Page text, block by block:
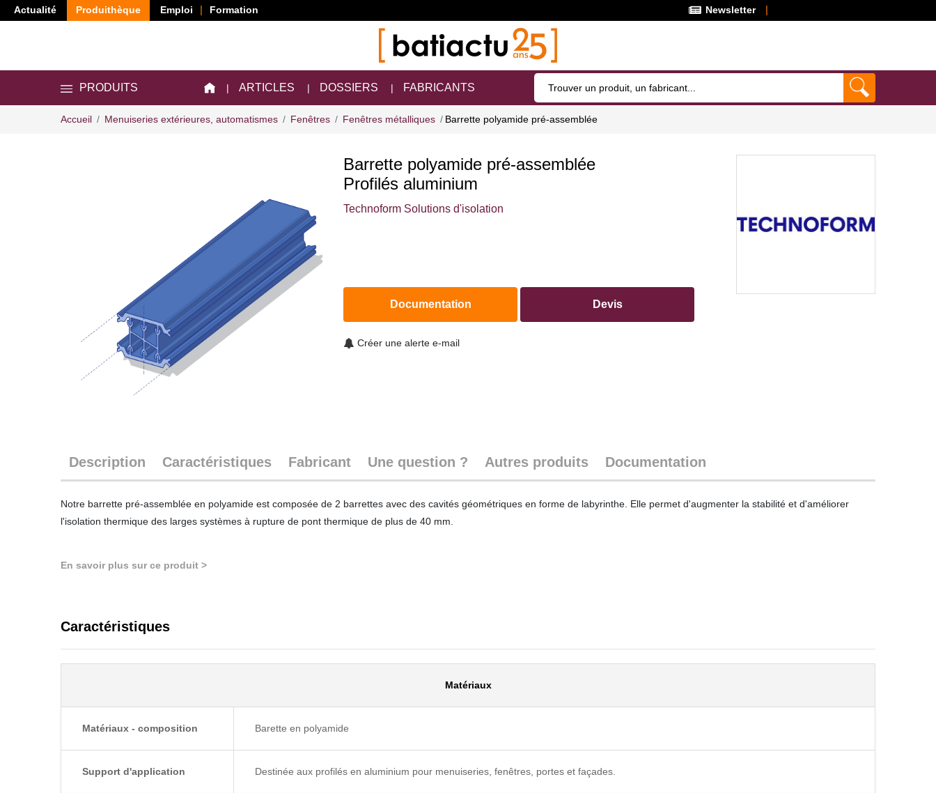
Actualité Produithèque Emploi Formation Newsletter
PRODUITS ARTICLES DOSSIERS FABRICANTS
Accueil Menuiseries extérieures, automatismes Fenêtres Fenêtres métalliques Barrette polyamide pré-assemblée
Barrette polyamide pré-assemblée
Profilés aluminium
Technoform Solutions d'isolation
Documentation Devis
Créer une alerte e-mail
Description Caractéristiques Fabricant Une question ? Autres produits Documentation
Notre barrette pré-assemblée en polyamide est composée de 2 barrettes avec des cavités géométriques en forme de labyrinthe. Elle permet d'augmenter la stabilité et d'améliorer
l'isolation thermique des larges systèmes à rupture de pont thermique de plus de 40 mm.
En savoir plus sur ce produit >
Caractéristiques
Matériaux
Matériaux - composition Barette en polyamide
Support d'application Destinée aux profilés en aluminium pour menuiseries, fenêtres, portes et façades.